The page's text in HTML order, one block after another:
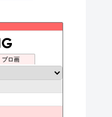
ブロ画